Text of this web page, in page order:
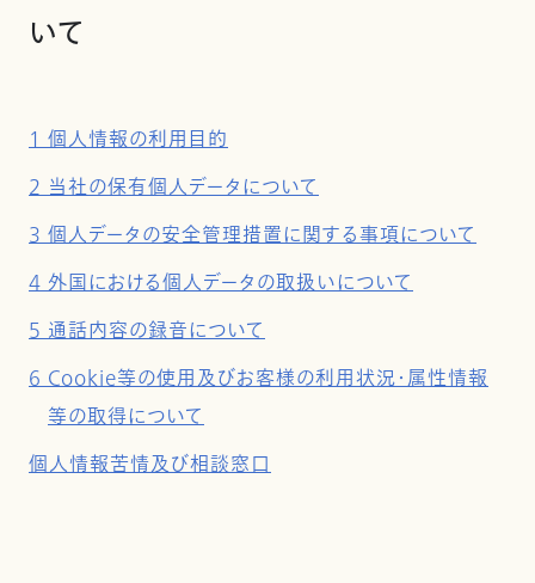
いて
1 個人情報の利用目的
2 当社の保有個人データについて
3 個人データの安全管理措置に関する事項について
4 外国における個人データの取扱いについて
5 通話内容の録音について
6 Cookie等の使用及びお客様の利用状況・属性情報
等の取得について
個人情報苦情及び相談窓口